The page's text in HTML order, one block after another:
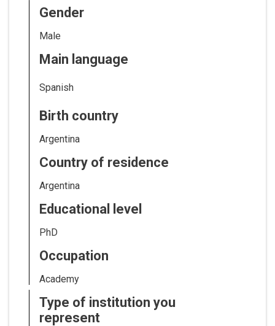
Gender
Male
Main language
Spanish
Birth country
Argentina
Country of residence
Argentina
Educational level
PhD
Occupation
Academy
Type of institution you
represent